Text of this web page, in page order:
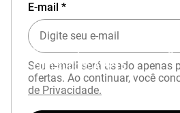
Baixe o aplicativo Mizuno e
com cupomAPP15.
E-mail *
Seu e-mail será usado apenas
ofertas. Ao continuar, você
de Privacidade.